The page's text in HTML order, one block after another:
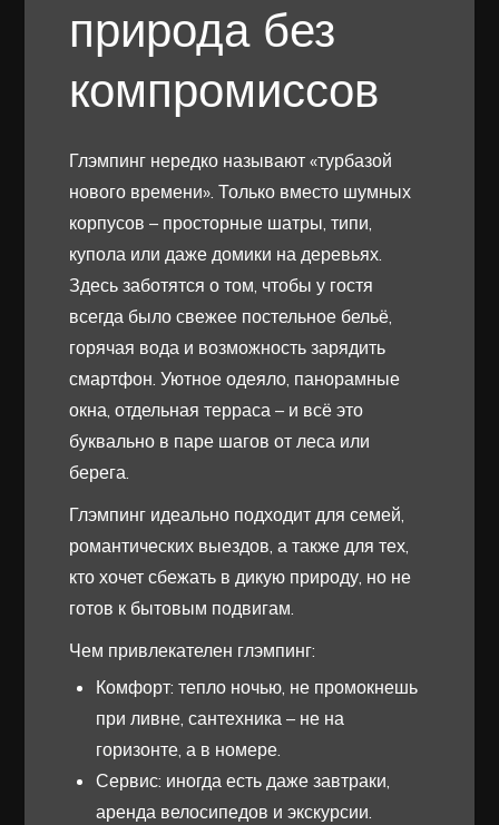
природа без
компромиссов
Глэмпинг нередко называют «турбазой
нового времени». Только вместо шумных
корпусов – просторные шатры, типи,
купола или даже домики на деревьях.
Здесь заботятся о том, чтобы у гостя
всегда было свежее постельное бельё,
горячая вода и возможность зарядить
смартфон. Уютное одеяло, панорамные
окна, отдельная терраса – и всё это
буквально в паре шагов от леса или
берега.
Глэмпинг идеально подходит для семей,
романтических выездов, а также для тех,
кто хочет сбежать в дикую природу, но не
готов к бытовым подвигам.
Чем привлекателен глэмпинг:
Комфорт: тепло ночью, не промокнешь
при ливне, сантехника – не на
горизонте, а в номере.
Сервис: иногда есть даже завтраки,
аренда велосипедов и экскурсии.